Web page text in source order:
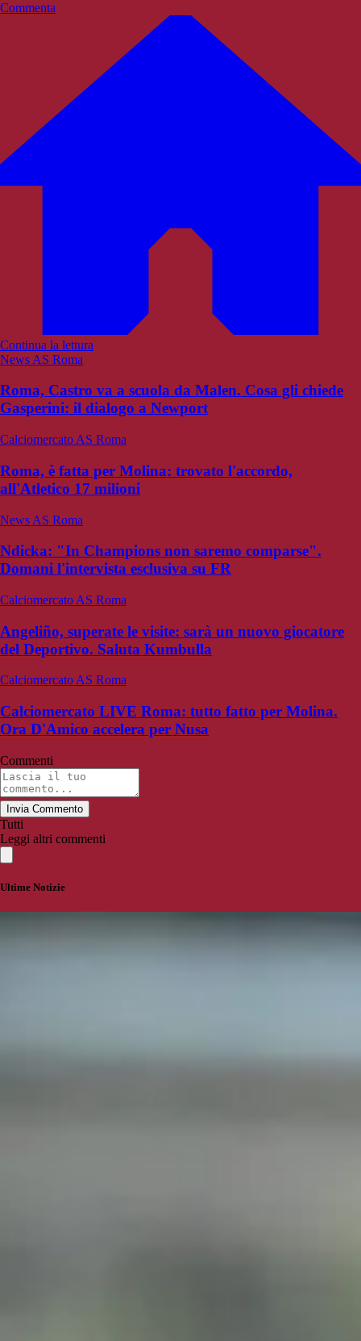
Commenta
Continua la lettura
News AS Roma
Roma, Castro va a scuola da Malen. Cosa gli chiede
Gasperini: il dialogo a Newport
Calciomercato AS Roma
Roma, è fatta per Molina: trovato l'accordo,
all'Atletico 17 milioni
News AS Roma
Ndicka: "In Champions non saremo comparse".
Domani l'intervista esclusiva su FR
Calciomercato AS Roma
Angeliño, superate le visite: sarà un nuovo giocatore
del Deportivo. Saluta Kumbulla
Calciomercato AS Roma
Calciomercato LIVE Roma: tutto fatto per Molina.
Ora D'Amico accelera per Nusa
Commenti
Invia Commento
Tutti
Leggi altri commenti
Ultime Notizie